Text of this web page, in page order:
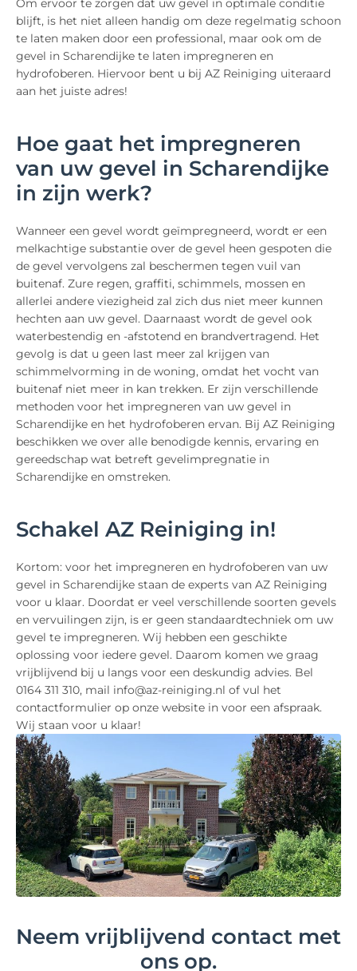
Om ervoor te zorgen dat uw gevel in optimale conditie
blijft, is het niet alleen handig om deze regelmatig schoon
te laten maken door een professional, maar ook om de
gevel in Scharendijke te laten impregneren en
hydrofoberen. Hiervoor bent u bij AZ Reiniging uiteraard
aan het juiste adres!
Hoe gaat het impregneren
van uw gevel in Scharendijke
in zijn werk?
Wanneer een gevel wordt geïmpregneerd, wordt er een
melkachtige substantie over de gevel heen gespoten die
de gevel vervolgens zal beschermen tegen vuil van
buitenaf. Zure regen, graffiti, schimmels, mossen en
allerlei andere viezigheid zal zich dus niet meer kunnen
hechten aan uw gevel. Daarnaast wordt de gevel ook
waterbestendig en -afstotend en brandvertragend. Het
gevolg is dat u geen last meer zal krijgen van
schimmelvorming in de woning, omdat het vocht van
buitenaf niet meer in kan trekken. Er zijn verschillende
methoden voor het impregneren van uw gevel in
Scharendijke en het hydrofoberen ervan. Bij AZ Reiniging
beschikken we over alle benodigde kennis, ervaring en
gereedschap wat betreft gevelimpregnatie in
Scharendijke en omstreken.
Schakel AZ Reiniging in!
Kortom: voor het impregneren en hydrofoberen van uw
gevel in Scharendijke staan de experts van AZ Reiniging
voor u klaar. Doordat er veel verschillende soorten gevels
en vervuilingen zijn, is er geen standaardtechniek om uw
gevel te impregneren. Wij hebben een geschikte
oplossing voor iedere gevel. Daarom komen we graag
vrijblijvend bij u langs voor een deskundig advies. Bel
0164 311 310, mail info@az-reiniging.nl of vul het
contactformulier op onze website in voor een afspraak.
Wij staan voor u klaar!
Neem vrijblijvend contact met
ons op.